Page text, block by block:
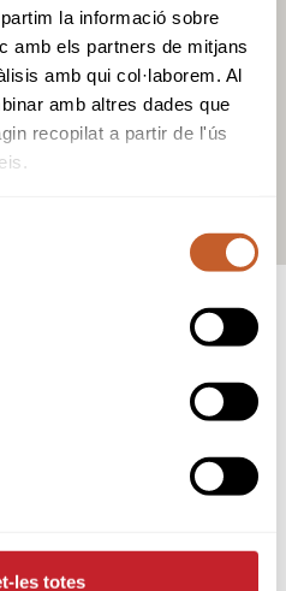
la informació sobre
amb els partners de mitjans
amb qui col·laborem. Al
amb altres dades que
recopilat a partir de l'ús
les totes